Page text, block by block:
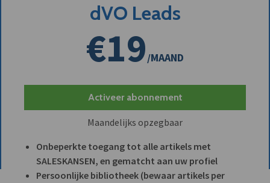
dVO Leads
€19/MAAND
Activeer abonnement
Maandelijks opzegbaar
Onbeperkte toegang tot alle artikels met
SALESKANSEN, en gematcht aan uw profiel
Persoonlijke bibliotheek (bewaar artikels per